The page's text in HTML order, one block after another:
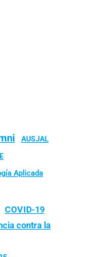
AUSJAL
Aplicada
COVID-19
contra la